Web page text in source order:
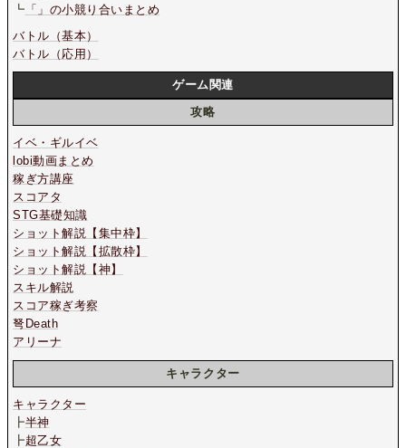
┗ 「」の小競り合いまとめ
バトル（基本）
バトル（応用）
ゲーム関連
攻略
イベ・ギルイベ
lobi動画まとめ
稼ぎ方講座
スコアタ
STG基礎知識
ショット解説【集中枠】
ショット解説【拡散枠】
ショット解説【神】
スキル解説
スコア稼ぎ考察
弩Death
アリーナ
キャラクター
キャラクター
┣半神
┣超乙女